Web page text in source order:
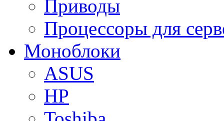
Приводы
Процессоры для
Моноблоки
ASUS
HP